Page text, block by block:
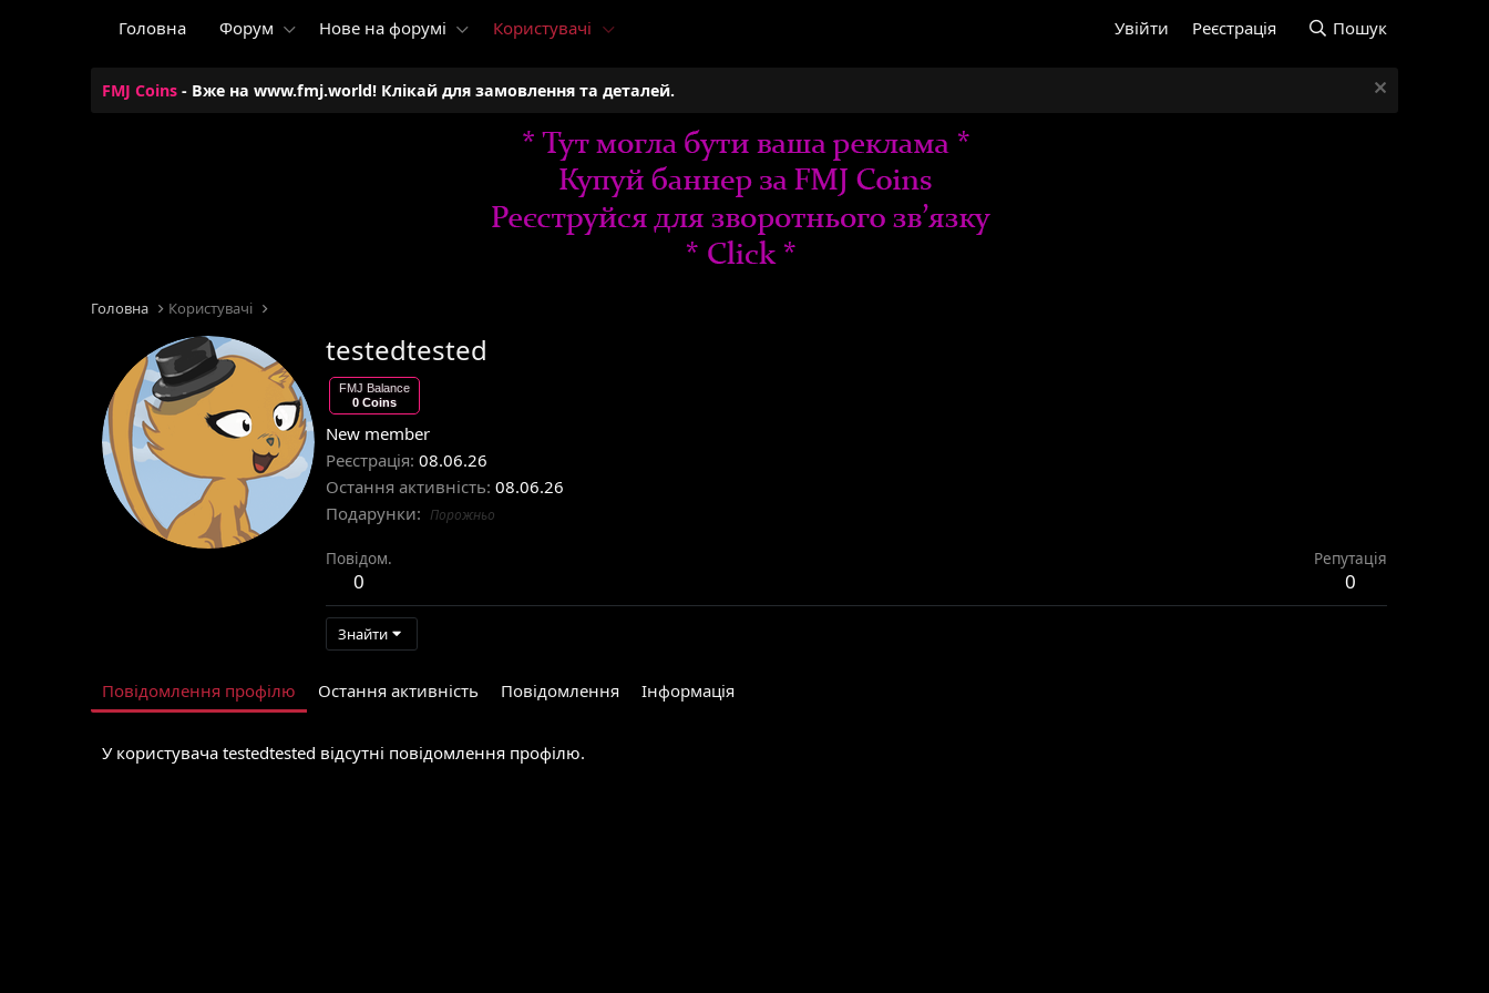
Головна Форум Нове на форумі Користувачі Увійти Реєстрація Пошук
FMJ Coins - Вже на www.fmj.world! Клікай для замовлення та деталей.
Головна Користувачі
testedtested
FMJ Balance
0 Coins
New member
Реєстрація 08.06.26
Остання активність 08.06.26
Подарунки
Порожньо
Повідом.
0
Репутація
0
Знайти
Повідомлення профілю Остання активність Повідомлення Інформація
У користувача testedtested відсутні повідомлення профілю.